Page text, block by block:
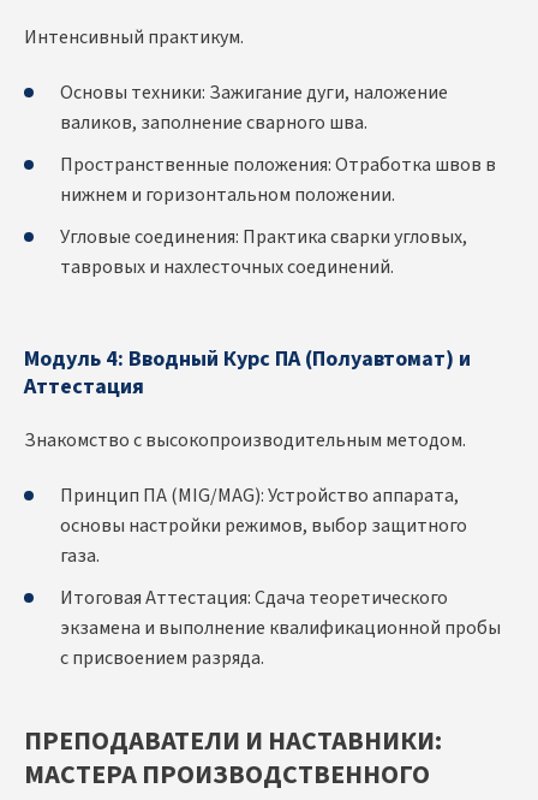
Интенсивный практикум.
Основы техники: Зажигание дуги, наложение
валиков, заполнение сварного шва.
Пространственные положения: Отработка швов в
нижнем и горизонтальном положении.
Угловые соединения: Практика сварки угловых,
тавровых и нахлесточных соединений.
Модуль 4: Вводный Курс ПА (Полуавтомат) и
Аттестация
Знакомство с высокопроизводительным методом.
Принцип ПА (MIG/MAG): Устройство аппарата,
основы настройки режимов, выбор защитного
газа.
Итоговая Аттестация: Сдача теоретического
экзамена и выполнение квалификационной пробы
с присвоением разряда.
ПРЕПОДАВАТЕЛИ И НАСТАВНИКИ:
МАСТЕРА ПРОИЗВОДСТВЕННОГО